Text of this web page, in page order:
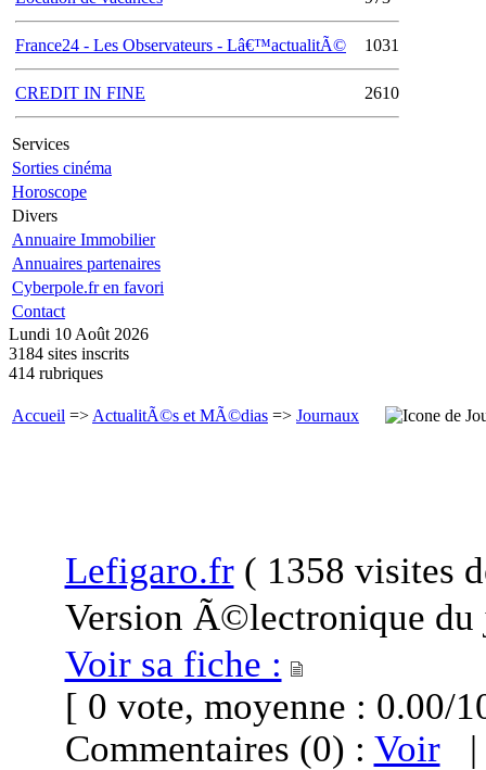
France24 - Les Observateurs - Lâ€™actualitÃ© 1031
CREDIT IN FINE 2610
Services
Sorties cinéma
Horoscope
Divers
Annuaire Immobilier
Annuaires partenaires
Cyberpole.fr en favori
Contact
Lundi 10 Août 2026
3184 sites inscrits
414 rubriques
Accueil => ActualitÃ©s et MÃ©dias => Journaux
Lefigaro.fr( 1358 visites
Version Ã©lectronique du
Voir sa fiche :
[ 0 vote, moyenne :
Commentaires (0) : Voir